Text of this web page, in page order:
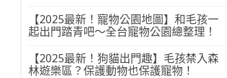
【2025最新！寵物公園地圖】和毛孩一
起出門踏青吧～全台寵物公園總整理！
【2025最新！狗貓出門趣】毛孩禁入森
林遊樂區？保護動物也保護寵物！